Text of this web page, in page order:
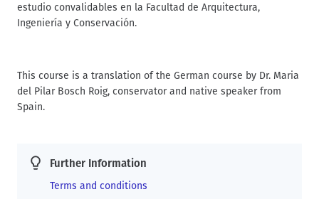
estudio convalidables en la Facultad de Arquitectura,
Ingeniería y Conservación.
This course is a translation of the German course by Dr. Maria
del Pilar Bosch Roig, conservator and native speaker from
Spain.
Further Information
Terms and conditions